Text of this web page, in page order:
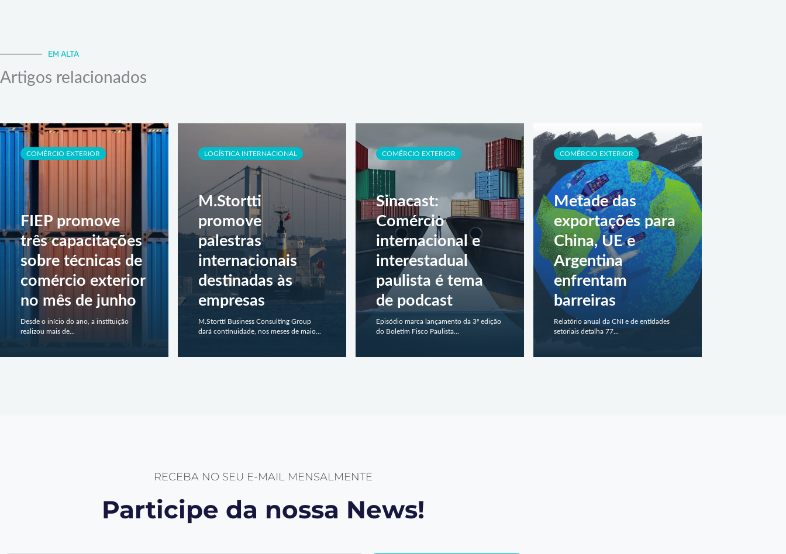
EM ALTA
Artigos relacionados
COMÉRCIO EXTERIOR
FIEP promove
três capacitações
sobre técnicas de
comércio exterior
no mês de junho
Desde o início do ano, a instituição
realizou mais de...
LOGÍSTICA INTERNACIONAL
M.Stortti
promove
palestras
internacionais
destinadas às
empresas
M.Stortti Business Consulting Group
dará continuidade, nos meses de maio...
COMÉRCIO EXTERIOR
Sinacast:
Comércio
internacional e
interestadual
paulista é tema
de podcast
Episódio marca lançamento da 3ª edição
do Boletim Fisco Paulista...
COMÉRCIO EXTERIOR
Metade das
exportações para
China, UE e
Argentina
enfrentam
barreiras
Relatório anual da CNI e de entidades
setoriais detalha 77...
RECEBA NO SEU E-MAIL MENSALMENTE
Participe da nossa News!